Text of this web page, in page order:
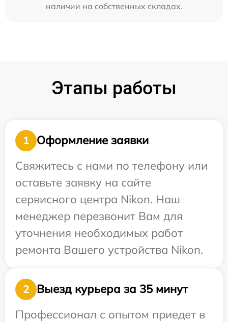
наличии на собственных складах.
Этапы работы
1
Оформление заявки
Свяжитесь с нами по телефону или
оставьте заявку на сайте
сервисного центра Nikon. Наш
менеджер перезвонит Вам для
уточнения необходимых работ
ремонта Вашего устройства Nikon.
2
Выезд курьера за 35 минут
Профессионал с опытом приедет в